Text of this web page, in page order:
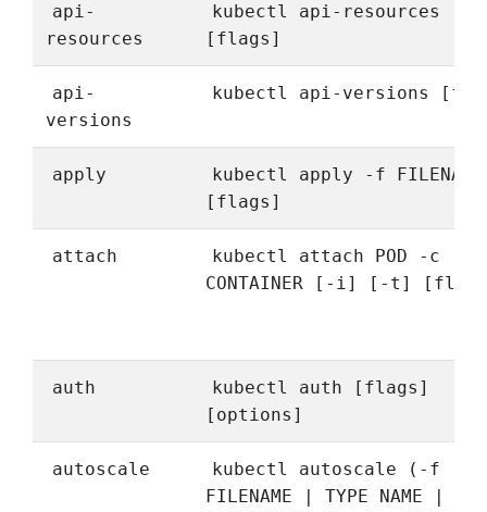
api-
resources
kubectl api-resources
[flags]
api-
versions
kubectl api-versions
apply
kubectl apply -f FILENAME
[flags]
attach
kubectl attach POD -c
CONTAINER [-i] [-t]
auth
kubectl auth [flags]
[options]
autoscale
kubectl autoscale (-f
FILENAME | TYPE NAME |